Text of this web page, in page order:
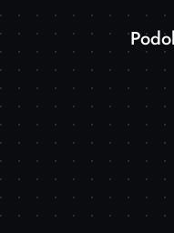
Pomiń karuzelę